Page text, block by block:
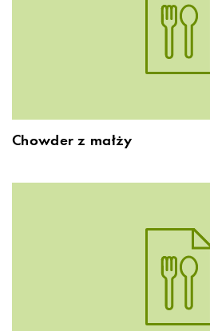
Chowder z małży